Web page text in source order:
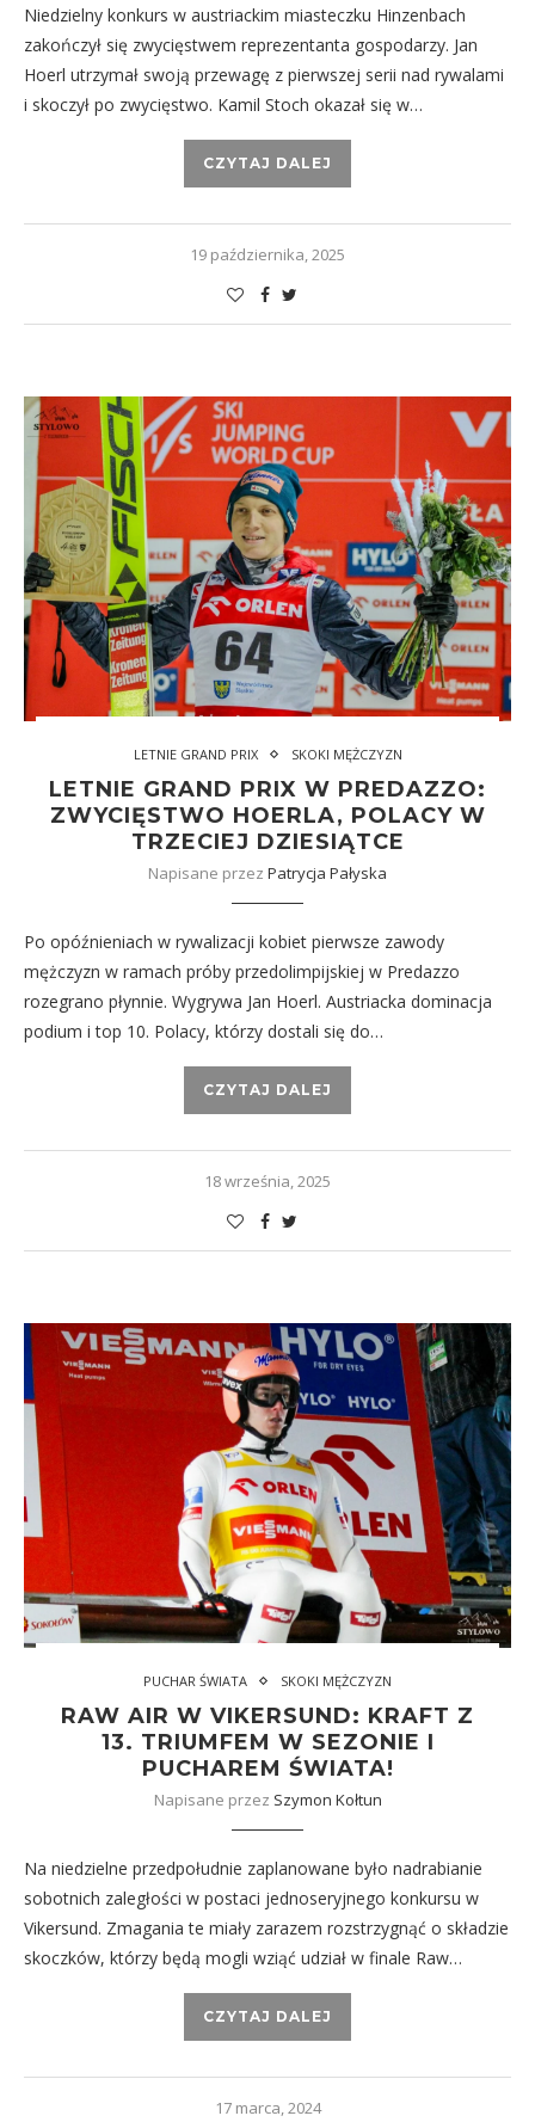
Niedzielny konkurs w austriackim miasteczku Hinzenbach
zakończył się zwycięstwem reprezentanta gospodarzy. Jan
Hoerl utrzymał swoją przewagę z pierwszej serii nad rywalami
i skoczył po zwycięstwo. Kamil Stoch okazał się w…
CZYTAJ DALEJ
19 października, 2025
LETNIE GRAND PRIX SKOKI MĘŻCZYZN
LETNIE GRAND PRIX W PREDAZZO:
ZWYCIĘSTWO HOERLA, POLACY W
TRZECIEJ DZIESIĄTCE
Napisane przez Patrycja Pałyska
Po opóźnieniach w rywalizacji kobiet pierwsze zawody
mężczyzn w ramach próby przedolimpijskiej w Predazzo
rozegrano płynnie. Wygrywa Jan Hoerl. Austriacka dominacja
podium i top 10. Polacy, którzy dostali się do…
CZYTAJ DALEJ
18 września, 2025
PUCHAR ŚWIATA SKOKI MĘŻCZYZN
RAW AIR W VIKERSUND: KRAFT Z
13. TRIUMFEM W SEZONIE I
PUCHAREM ŚWIATA!
Napisane przez Szymon Kołtun
Na niedzielne przedpołudnie zaplanowane było nadrabianie
sobotnich zaległości w postaci jednoseryjnego konkursu w
Vikersund. Zmagania te miały zarazem rozstrzygnąć o składzie
skoczków, którzy będą mogli wziąć udział w finale Raw…
CZYTAJ DALEJ
17 marca, 2024